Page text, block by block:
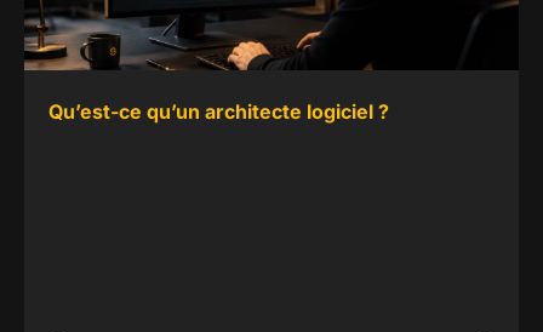
Qu’est-ce qu’un architecte logiciel ?